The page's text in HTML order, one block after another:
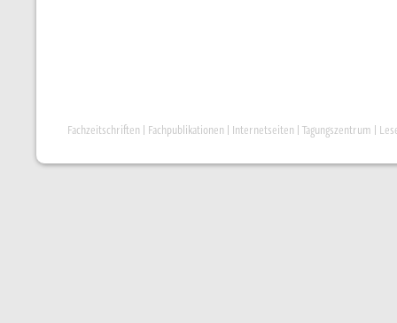
Fachzeitschriften Fachpublikationen Internetseiten Tagungszentrum